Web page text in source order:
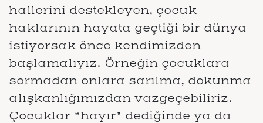
hallerini destekleyen, çocuk
haklarının hayata geçtiği bir dünya
istiyorsak önce kendimizden
başlamalıyız. Örneğin çocuklara
sormadan onlara sarılma, dokunma
alışkanlığımızdan vazgeçebiliriz.
Çocuklar “hayır” dediğinde ya da